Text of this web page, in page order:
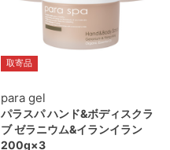
取寄品
para gel
パラスパ ハンド&ボディスクラ
ブ ゼラニウム&イランイラン
200g×3